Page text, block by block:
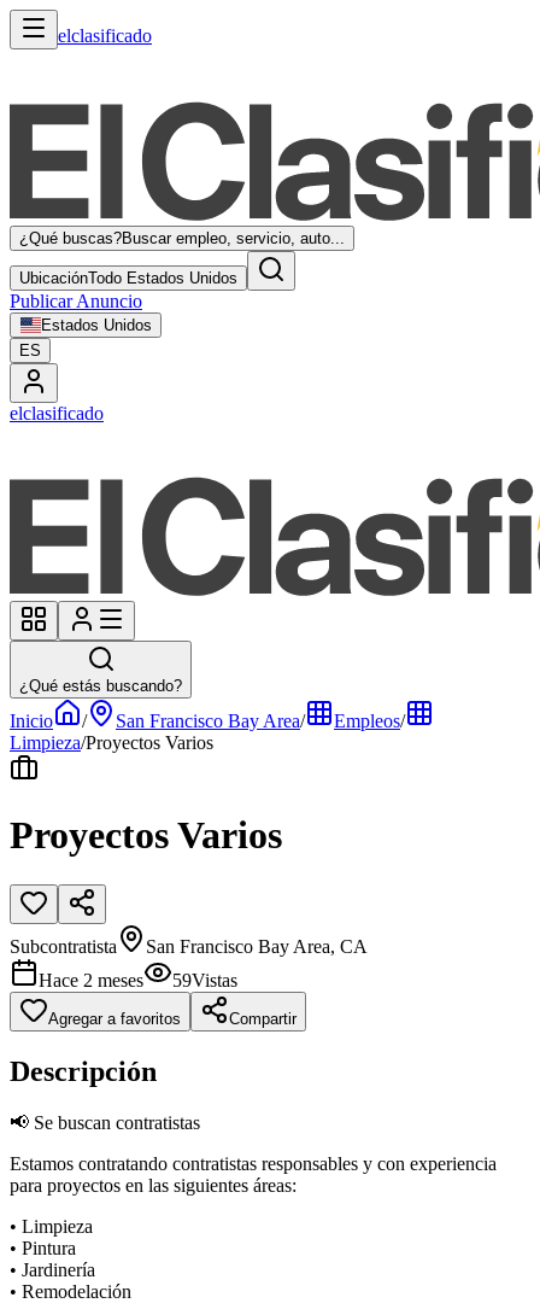
elclasificado
¿Qué buscas?Buscar empleo, servicio, auto...
UbicaciónTodo Estados Unidos
Publicar Anuncio
Estados Unidos
ES
elclasificado
¿Qué estás buscando?
Inicio / San Francisco Bay Area/ Empleos/
Limpieza/Proyectos Varios
Proyectos Varios
Subcontratista
San Francisco Bay Area, CA
Hace 2 meses
59Vistas
Agregar a favoritos Compartir
Descripción
📢 Se buscan contratistas
Estamos contratando contratistas responsables y con experiencia
para proyectos en las siguientes áreas:
• Limpieza
• Pintura
• Jardinería
• Remodelación